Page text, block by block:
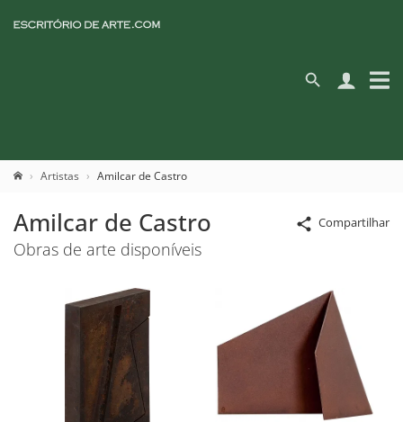
Artistas Amilcar de Castro
Compartilhar
Amilcar de Castro
Obras de arte disponíveis